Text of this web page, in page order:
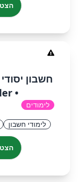
חשבון
• EZToddler
לימודים
לימודי חשבון